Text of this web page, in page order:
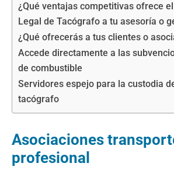
¿Qué ventajas competitivas ofrece
Legal de Tacógrafo a tu asesoría o
¿Qué ofrecerás a tus clientes o
Accede directamente a las
de combustible
Servidores espejo para la custodia
tacógrafo
Asociaciones
profesional